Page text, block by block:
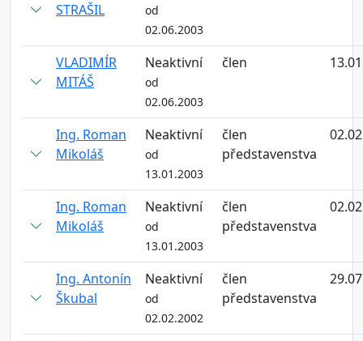
STRAŠIL
od
02.06.2003
VLADIMÍR
MITÁŠ
Neaktivní
od
02.06.2003
člen
Ing. Roman
Mikoláš
Neaktivní
od
13.01.2003
člen
představenstva
Ing. Roman
Mikoláš
Neaktivní
od
13.01.2003
člen
představenstva
Ing. Antonín
Škubal
Neaktivní
od
02.02.2002
člen
představenstva